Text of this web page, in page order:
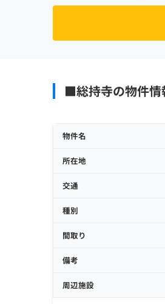
■総持寺の物件情
物件名
所在地
交通
種別
間取り
備考
周辺施設